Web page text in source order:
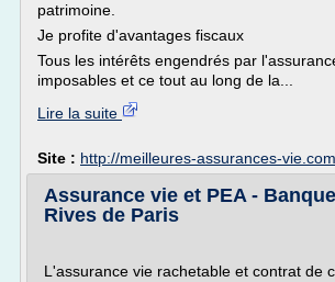
patrimoine.
Je profite d'avantages fiscaux
Tous les intérêts engendrés par
imposables et ce tout au long de la...
Lire la suite
Site : http://meilleures-assurances-vie.com
Assurance vie et PEA -
Rives de Paris
L'assurance vie rachetable et contrat de